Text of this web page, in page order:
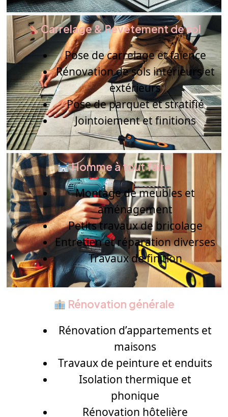
Carrelage & Revêtement de sol
Pose de carrelage et faïence
Rénovation de sols intérieurs et
extérieurs
Pose de parquet et stratifié
Jointoiement et finitions
Homme à tout faire
Montage de meubles et
aménagement
Petits travaux de bricolage
Entretien et réparation diverses
Travaux de finition
Rénovation générale
Rénovation d’appartements et
maisons
Travaux de peinture et enduits
Isolation thermique et
phonique
Rénovation hôtelière